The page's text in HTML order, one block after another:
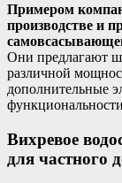
Примером
производстве и
Они предлагают
различной
дополнительные
Вихревое
для частного